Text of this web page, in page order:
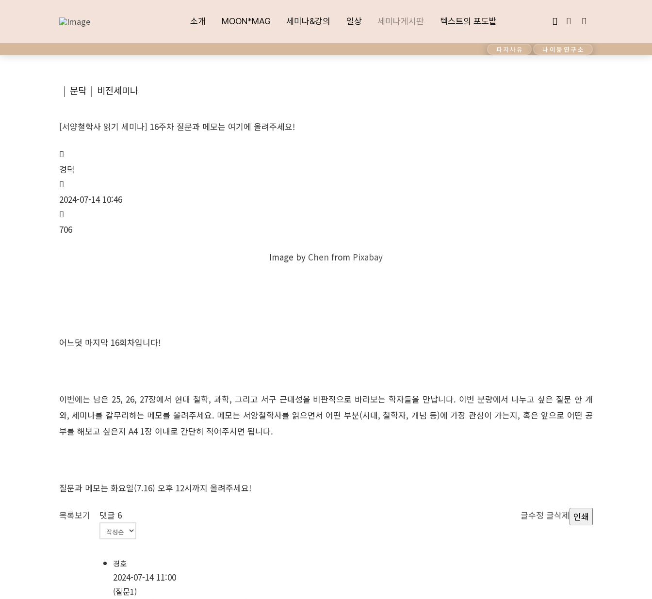
소개 MOON*MAG 세미나&강의 일상 세미나게시판 텍스트의 포도밭
소개 MOON*MAG 세미나&강의 일상 세미나게시판 텍스트의 포도밭
파지사유 나이듦연구소
| 문탁 | 비전세미나
[서양철학사 읽기 세미나] 16주차 질문과 메모는 여기에 올려주세요!
경덕
2024-07-14 10:46
706
Image by Chen from Pixabay
어느덧 마지막 16회차입니다!
이번에는 남은 25, 26, 27장에서 현대 철학, 과학, 그리고 서구 근대성을 비판적으로 바라보는 학자들을 만납니다. 이번 분량에서 나누고 싶은 질문 한 개
와, 세미나를 갈무리하는 메모를 올려주세요. 메모는 서양철학사를 읽으면서 어떤 부분(시대, 철학자, 개념 등)에 가장 관심이 가는지, 혹은 앞으로 어떤 공
부를 해보고 싶은지 A4 1장 이내로 간단히 적어주시면 됩니다.
질문과 메모는 화요일(7.16) 오후 12시까지 올려주세요!
인쇄
목록보기 글수정 글삭제
댓글 6
경호
2024-07-14 11:00
(질문1)